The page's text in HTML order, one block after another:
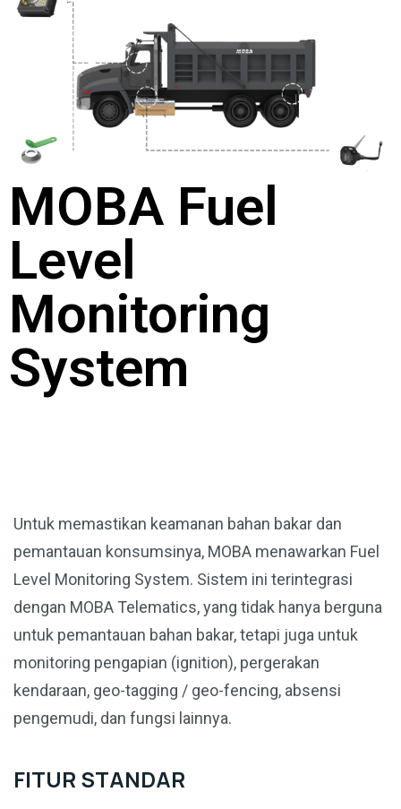
MOBA Fuel
Level
Monitoring
System
Untuk memastikan keamanan bahan bakar dan
pemantauan konsumsinya, MOBA menawarkan Fuel
Level Monitoring System. Sistem ini terintegrasi
dengan MOBA Telematics, yang tidak hanya berguna
untuk pemantauan bahan bakar, tetapi juga untuk
monitoring pengapian (ignition), pergerakan
kendaraan, geo-tagging / geo-fencing, absensi
pengemudi, dan fungsi lainnya.
FITUR STANDAR